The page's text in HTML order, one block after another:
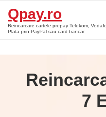
conținut
Qpay.ro
Reincarcare cartele prepay Telekom,
Plata prin PayPal sau card bancar.
7